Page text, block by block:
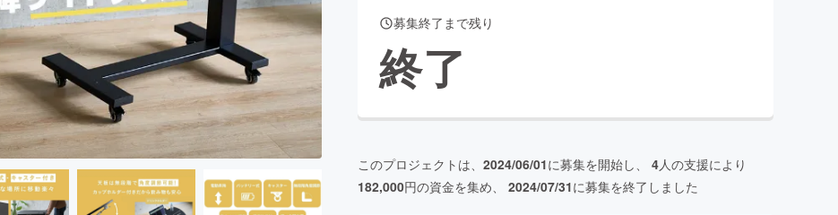
CAMPFIRE for Social Good
CAMPFIRE Creation
CAMPFIREふるさと納税machi-ya
募集終了まで残り
終了
このプロジェクトは、 2024/06/01に募集を開始し、 4人の支援により
182,000円の資金を集め、 2024/07/31に募集を終了しました